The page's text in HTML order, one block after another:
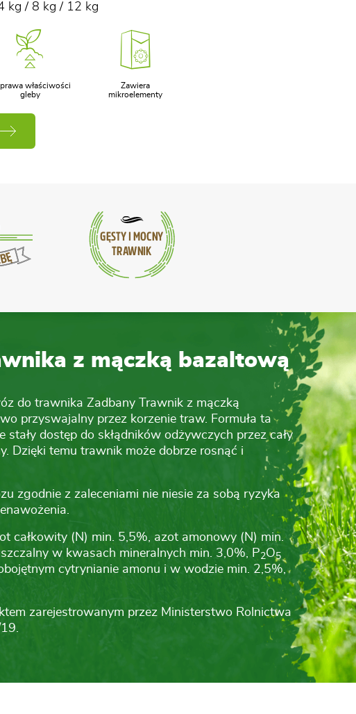
kg / 8 kg / 12 kg
właściwości
gleby
Zawiera
mikroelementy
z mączką bazaltową
do trawnika Zadbany Trawnik z mączką
przyswajalny przez korzenie traw. Formuła ta
stały dostęp do skłądników odżywczych przez cały
Dzięki temu trawnik może dobrze rosnąć i
zgodnie z zaleceniami nie niesie za sobą ryzyka
całkowity (N) min. 5,5%, azot amonowy (N) min.
w kwasach mineralnych min. 3,0%, P2O5
cytrynianie amonu i w wodzie min. 2,5%,
zarejestrowanym przez Ministerstwo Rolnictwa